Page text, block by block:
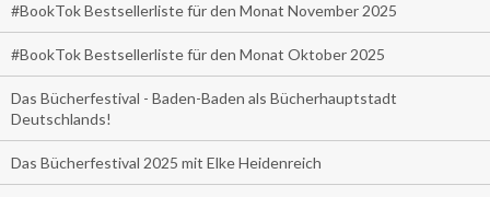
#BookTok Bestsellerliste für den Monat November 2025
#BookTok Bestsellerliste für den Monat Oktober 2025
Das Bücherfestival - Baden-Baden als Bücherhauptstadt
Deutschlands!
Das Bücherfestival 2025 mit Elke Heidenreich